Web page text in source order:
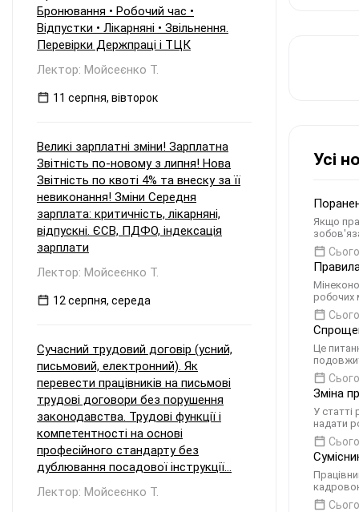
Усі
Якщо
робочих
Це
Зміна
У
надати
Бронювання • Робочий час •
Відпустки • Лікарняні • Звільнення.
Перевірки Держпраці і ТЦК
Лектор: Мойсеєнко Т.
11 серпня, вівторок
Великі зарплатні зміни! Зарплатна
Звітність по-новому з липня! Нова
Звітність по квоті 4% та внеску за її
невиконання! Зміни Середня
зарплата: критичність, лікарняні,
відпускні. ЄСВ, ПДФО, індексація
зарплати
Лектор: Мойсеєнко Т.
12 серпня, середа
Сучасний трудовий договір (усний,
письмовий, електронний). Як
перевести працівників на письмові
трудові договори без порушення
законодавства. Трудові функції і
компетентності на основі
професійного стандарту без
дублювання посадової інструкції...
Лектор: Мойсеєнко Т.